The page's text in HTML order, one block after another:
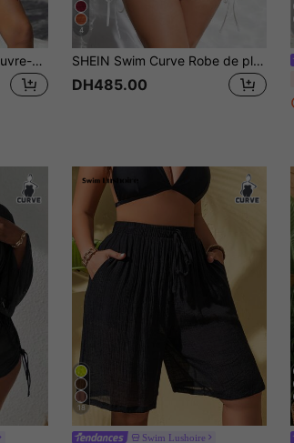
Femmes grande taille Couvre-maillot de bain décontracté sexy semi-transparent pour la plage Vacances Été
4
SHEIN Swim Curve Robe de plage grande taille pour femme à manches longues, épaules dénudées, à laçage latéral, effet ajouré et transparent, pour l'été
DH485.00
18
Swim Lushoire